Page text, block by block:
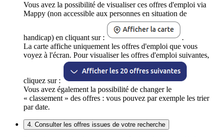
Vous avez la possibilité de visualiser ces offres d'emploi via
Mappy (non accessible aux personnes en situation de
handicap) en cliquant sur :
.
La carte affiche uniquement les offres d'emploi que vous
voyez à l'écran. Pour visualiser les offres d'emploi suivantes,
cliquez sur :
Vous avez également la possibilité de changer le
« classement » des offres : vous pouvez par exemple les trier
par date.
4. Consulter les offres issues de votre recherche